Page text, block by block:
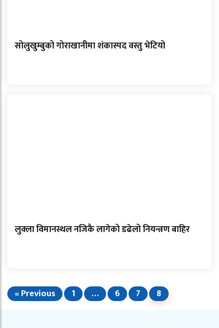
सोलुखुम्बुको गोराखानीमा शंकास्पद वस्तु भेटियो
लुक्ला विमानस्थल नजिकै लागेको डढेलो नियन्त्रण बाहिर
« Previous 1 … 6 7 8